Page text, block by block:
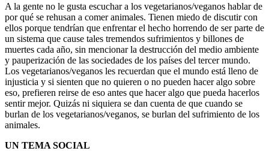
A la gente no le gusta escuchar a los vegetarianos/veganos hablar de
por qué se rehusan a comer animales. Tienen miedo de discutir con
ellos porque tendrían que enfrentar el hecho horrendo de ser parte de
un sistema que cause tales tremendos sufrimientos y billones de
muertes cada año, sin mencionar la destrucción del medio ambiente
y pauperización de las sociedades de los países del tercer mundo.
Los vegetarianos/veganos les recuerdan que el mundo está lleno de
injusticia y si sienten que no quieren o no pueden hacer algo sobre
eso, prefieren reirse de eso antes que hacer algo que pueda hacerlos
sentir mejor. Quizás ni siquiera se dan cuenta de que cuando se
burlan de los vegetarianos/veganos, se burlan del sufrimiento de los
animales.
UN TEMA SOCIAL